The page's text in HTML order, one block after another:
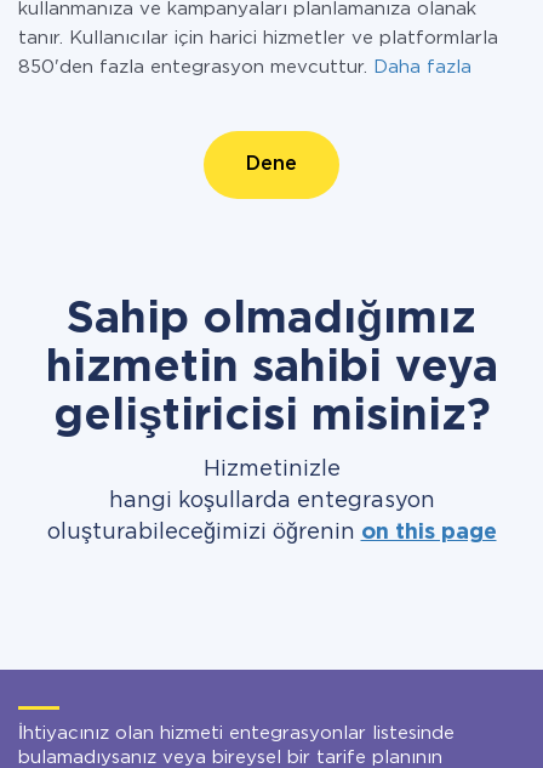
kullanmanıza ve kampanyaları planlamanıza olanak
tanır. Kullanıcılar için harici hizmetler ve platformlarla
850'den fazla entegrasyon mevcuttur.
Daha fazla
Dene
Sahip olmadığımız
hizmetin sahibi veya
geliştiricisi misiniz?
Hizmetinizle
hangi koşullarda entegrasyon
oluşturabileceğimizi öğrenin on this page
İhtiyacınız olan hizmeti entegrasyonlar listesinde
bulamadıysanız veya bireysel bir tarife planının